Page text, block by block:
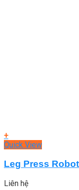
+
Quick View
Leg Press
Liên hệ